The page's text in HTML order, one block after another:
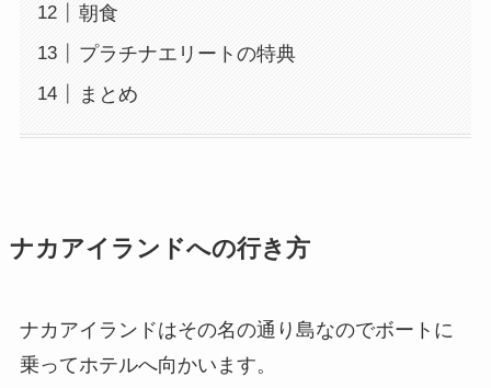
朝食
プラチナエリートの特典
まとめ
ナカアイランドへの行き方
ナカアイランドはその名の通り島なのでボートに
乗ってホテルへ向かいます。